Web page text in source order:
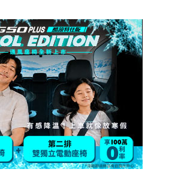
Morizo（豐田章男）親自領軍，結合多
位賽事職業車手共同參與調校，以
「Driver-First造車邏輯」從底盤、操控
反饋到車身結構，徹底重新解構。